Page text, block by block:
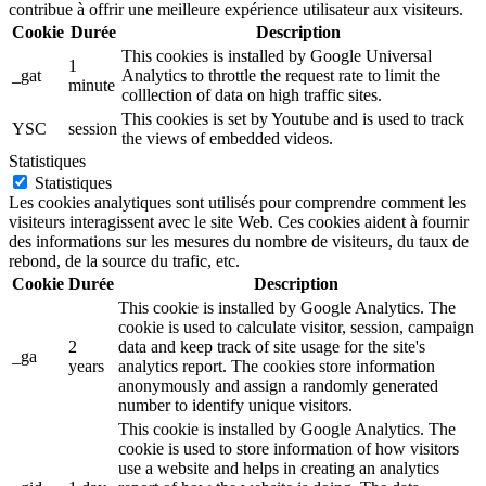
contribue à offrir une meilleure expérience utilisateur aux visiteurs.
Cookie Durée Description
_gat
1
minute
This cookies is installed by Google Universal
Analytics to throttle the request rate to limit the
colllection of data on high traffic sites.
YSC
session
This cookies is set by Youtube and is used to track
the views of embedded videos.
Statistiques
Statistiques
Les cookies analytiques sont utilisés pour comprendre comment les
visiteurs interagissent avec le site Web. Ces cookies aident à fournir
des informations sur les mesures du nombre de visiteurs, du taux de
rebond, de la source du trafic, etc.
Cookie Durée Description
_ga
2
years
This cookie is installed by Google Analytics. The
cookie is used to calculate visitor, session, campaign
data and keep track of site usage for the site's
analytics report. The cookies store information
anonymously and assign a randomly generated
number to identify unique visitors.
This cookie is installed by Google Analytics. The
cookie is used to store information of how visitors
use a website and helps in creating an analytics